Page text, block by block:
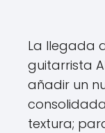
La llegada
guitarrista
añadir un
textura;